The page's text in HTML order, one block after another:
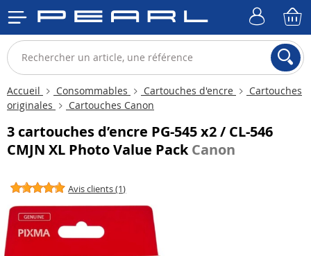
Accueil Consommables Cartouches d'encre
Cartouches
originales
Cartouches Canon
3 cartouches d’encre PG-545 x2 / CL-546
CMJN XL Photo Value PackCanon
Avis clients (1)